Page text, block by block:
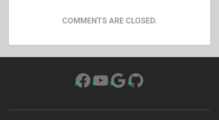
COMMENTS ARE CLOSED.
Facebook
YouTube
Google
GitHub